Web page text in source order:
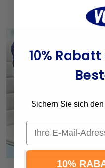
10%
Sichern Sie sich
Email
10%